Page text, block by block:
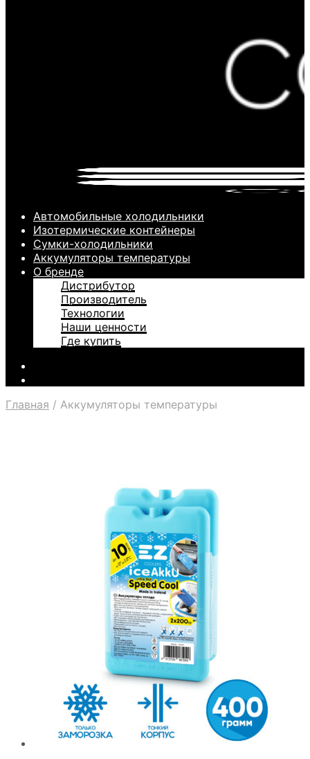
Автомобильные холодильники
Изотермические контейнеры
Сумки-холодильники
Аккумуляторы температуры
О бренде
Дистрибутор
Производитель
Технологии
Наши ценности
Где купить
Главная / Аккумуляторы температуры